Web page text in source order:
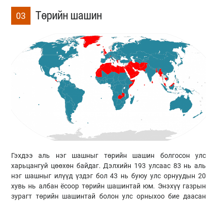
03 Төрийн шашин
Гэхдээ аль нэг шашныг төрийн шашин болгосон улс
харьцангуй цөөхөн байдаг. Дэлхийн 193 улсаас 83 нь аль
нэг шашныг илүүд үздэг бол 43 нь буюу улс орнуудын 20
хувь нь албан ёсоор төрийн шашинтай юм. Энэхүү газрын
зурагт төрийн шашинтай болон улс орныхоо бие даасан